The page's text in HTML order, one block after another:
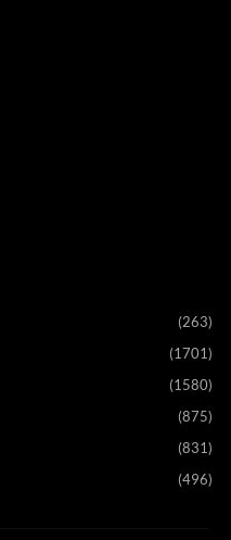
(263)
(1701)
(1580)
(875)
(831)
(496)